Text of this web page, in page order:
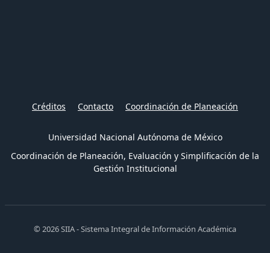
Créditos Contacto Coordinación de Planeación
Universidad Nacional Autónoma de México
Coordinación de Planeación, Evaluación y Simplificación de la
Gestión Institucional
© 2026 SIIA - Sistema Integral de Información Académica